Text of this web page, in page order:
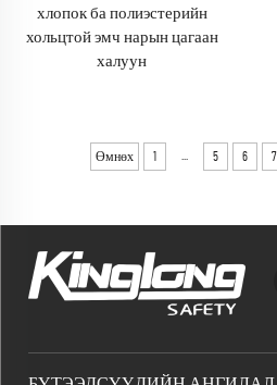
хлопок ба полиэстерийн
хольцтой эмч нарын цагаан
халуун
Өмнөх 1 5 6 7